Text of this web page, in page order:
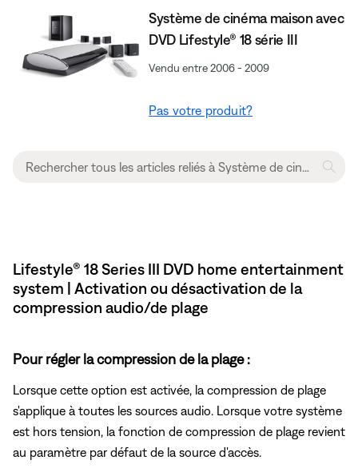
Système de cinéma maison avec
DVD Lifestyle® 18 série III
Vendu entre 2006 - 2009
Pas votre produit?
Lifestyle® 18 Series III DVD home entertainment
system | Activation ou désactivation de la
compression audio/de plage
Pour régler la compression de la plage :
Lorsque cette option est activée, la compression de plage
s'applique à toutes les sources audio. Lorsque votre système
est hors tension, la fonction de compression de plage revient
au paramètre par défaut de la source d'accès.